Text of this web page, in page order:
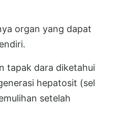
organ yang dapat
tapak dara diketahui
hepatosit (sel
setelah